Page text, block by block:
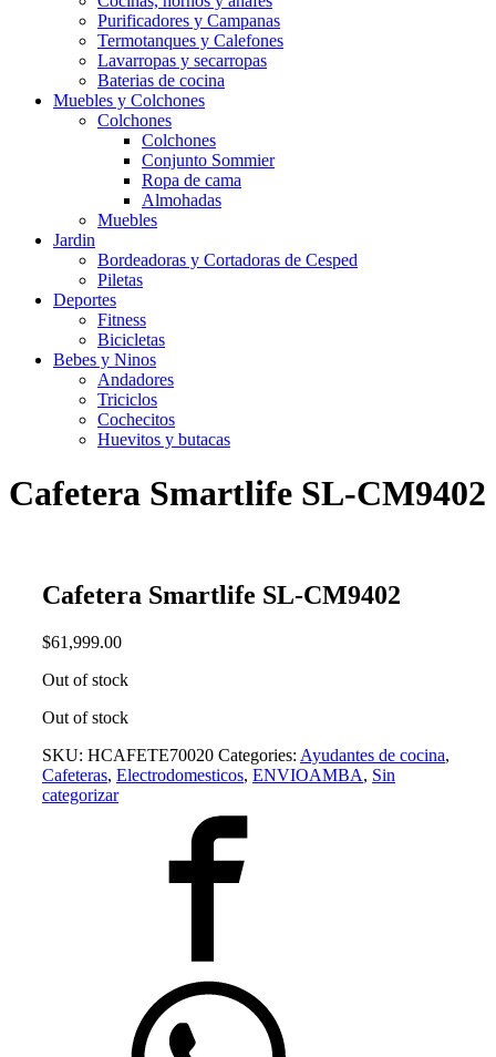
Purificadores y Campanas
Termotanques y Calefones
Lavarropas y secarropas
Baterias de cocina
Muebles y Colchones
Colchones
Colchones
Conjunto Sommier
Ropa de cama
Almohadas
Muebles
Jardin
Bordeadoras y Cortadoras de Cesped
Piletas
Deportes
Fitness
Bicicletas
Bebes y Ninos
Andadores
Triciclos
Cochecitos
Huevitos y butacas
Cafetera Smartlife SL-CM9402
Cafetera Smartlife SL-CM9402
$61,999.00
Out of stock
Out of stock
SKU: HCAFETE70020 Categories: Ayudantes de cocina,
Cafeteras, Electrodomesticos, ENVIOAMBA, Sin
categorizar